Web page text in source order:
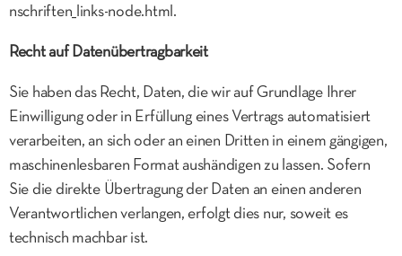
nschriften_links-node.html.
Recht auf Datenübertragbarkeit
Sie haben das Recht, Daten, die wir auf Grundlage Ihrer
Einwilligung oder in Erfüllung eines Vertrags automatisiert
verarbeiten, an sich oder an einen Dritten in einem gängigen,
maschinenlesbaren Format aushändigen zu lassen. Sofern
Sie die direkte Übertragung der Daten an einen anderen
Verantwortlichen verlangen, erfolgt dies nur, soweit es
technisch machbar ist.